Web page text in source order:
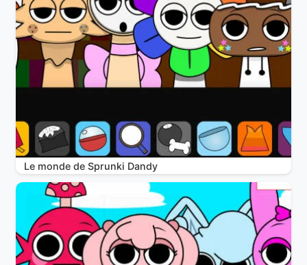
Le monde de Sprunki Dandy